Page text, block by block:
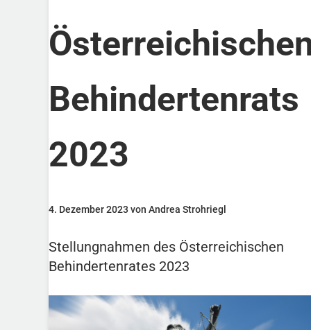
Behindertenrats
2023
4. Dezember 2023 von Andrea Strohriegl
Stellungnahmen des Österreichischen
Behindertenrates 2023